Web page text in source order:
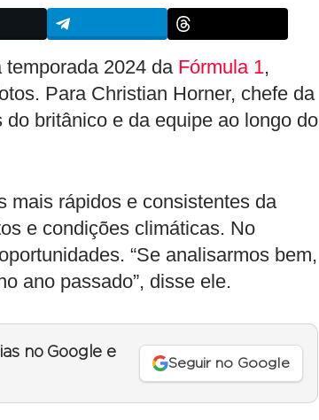
temporada 2024 da Fórmula 1,
Para Christian Horner, chefe da
britânico e da equipe ao longo do
mais rápidos e consistentes da
e condições climáticas. No
“Se analisarmos bem,
ano passado”, disse ele.
no Google e
Seguir no Google